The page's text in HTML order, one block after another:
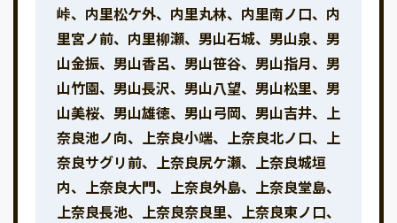
峠、内里松ケ外、内里丸林、内里南ノ口、内
里宮ノ前、内里柳瀬、男山石城、男山泉、男
山金振、男山香呂、男山笹谷、男山指月、男
山竹園、男山長沢、男山八望、男山松里、男
山美桜、男山雄徳、男山弓岡、男山吉井、上
奈良池ノ向、上奈良小端、上奈良北ノ口、上
奈良サグリ前、上奈良尻ケ瀬、上奈良城垣
内、上奈良大門、上奈良外島、上奈良堂島、
上奈良長池、上奈良奈良里、上奈良東ノ口、